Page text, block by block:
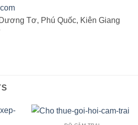
Tơ, Phú Quốc, Kiên Giang